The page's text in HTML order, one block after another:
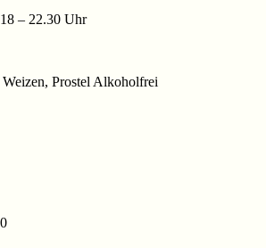
– 22.30 Uhr
Prostel Alkoholfrei